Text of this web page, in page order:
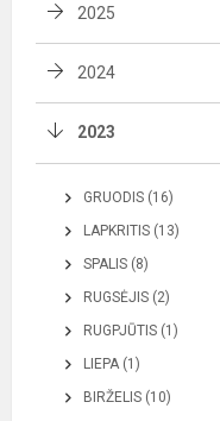
2025
2024
2023
GRUODIS (16)
LAPKRITIS (13)
SPALIS (8)
RUGSĖJIS (2)
RUGPJŪTIS (1)
LIEPA (1)
BIRŽELIS (10)